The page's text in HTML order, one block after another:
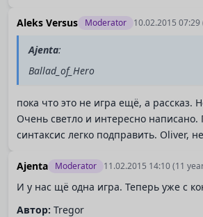
Aleks Versus Moderator 10.02.2015 07:29
Ajenta:
Ballad_of_Hero
пока что это не игра ещё, а рассказ.
Очень светло и интересно написано.
синтаксис легко подправить. Oliver,
Ajenta Moderator 11.02.2015 14:10(11
И у нас щё одна игра. Теперь уже с
Автор: Tregor